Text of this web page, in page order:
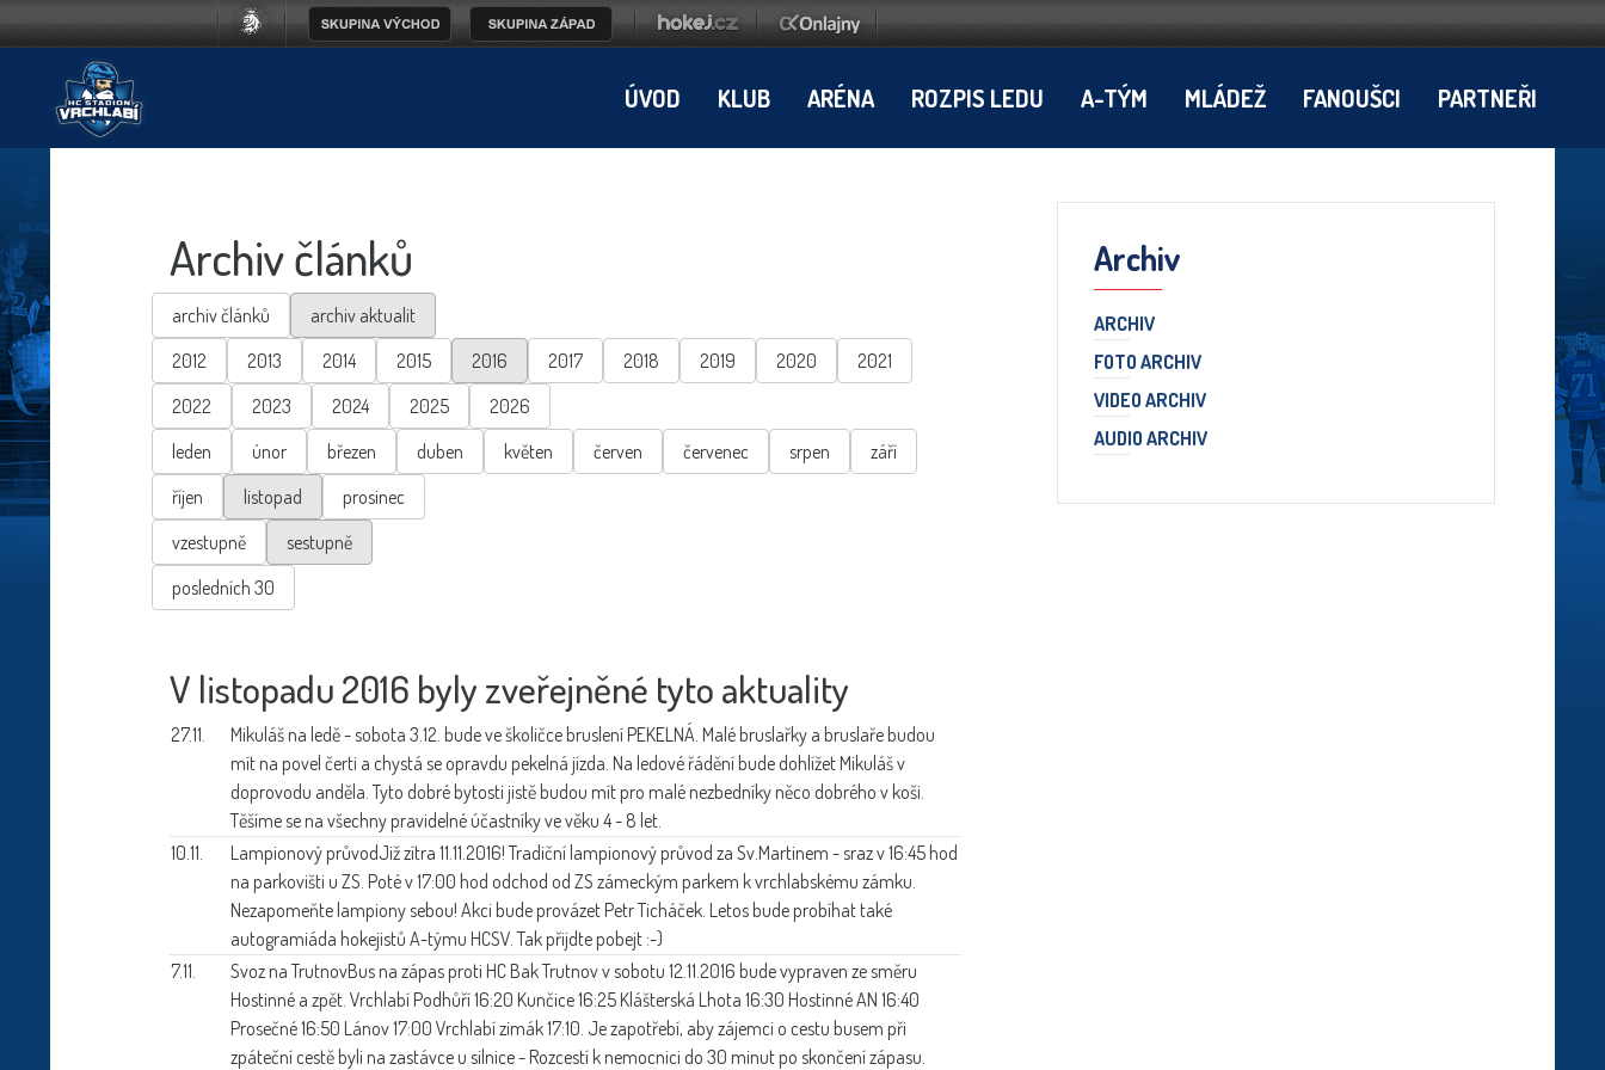
ÚVOD KLUB ARÉNA ROZPIS LEDU A-TÝM MLÁDEŽ FANOUŠCI PARTNEŘI
Archiv článků
archiv článků
archiv aktualit
2012
2013 2014 2015 2016 2017 2018 2019 2020
2021
2022
2023 2024 2025
2026
leden
únor březen duben květen červen červenec srpen
září
říjen
listopad
prosinec
vzestupně
sestupně
posledních 30
V listopadu 2016 byly zveřejněné tyto aktuality
27.11. Mikuláš na ledě -sobota 3.12. bude ve školičce bruslení PEKELNÁ. Malé bruslařky a bruslaře budou
mít na povel čerti a chystá se opravdu pekelná jízda. Na ledové řádění bude dohlížet Mikuláš v
doprovodu anděla. Tyto dobré bytosti jistě budou mít pro malé nezbedníky něco dobrého v koši.
Těšíme se na všechny pravidelné účastníky ve věku 4 - 8 let.
10.11.
Lampionový průvodJiž zítra 11.11.2016! Tradiční lampionový průvod za Sv.Martinem - sraz v 16:45 hod
na parkovišti u ZS. Poté v 17:00 hod odchod od ZS zámeckým parkem k vrchlabskému zámku.
Nezapomeňte lampiony sebou! Akci bude provázet Petr Ticháček. Letos bude probíhat také
autogramiáda hokejistů A-týmu HCSV. Tak přijdte pobejt :-)
7.11.
Svoz na TrutnovBus na zápas proti HC Bak Trutnov v sobotu 12.11.2016 bude vypraven ze směru
Hostinné a zpět. Vrchlabí Podhůří 16:20 Kunčice 16:25 Klášterská Lhota 16:30 Hostinné AN 16:40
Prosečné 16:50 Lánov 17:00 Vrchlabí zimák 17:10. Je zapotřebí, aby zájemci o cestu busem při
zpáteční cestě byli na zastávce u silnice - Rozcestí k nemocnici do 30 minut po skončení zápasu.
Archiv
ARCHIV
FOTO ARCHIV
VIDEO ARCHIV
AUDIO ARCHIV